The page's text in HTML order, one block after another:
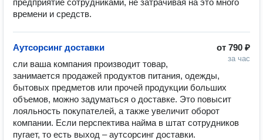
предприятие сотрудниками, не затрачивая на это много
времени и средств.
от 790 ₽
за час
Аутсорсинг доставки
сли ваша компания производит товар,
занимается продажей продуктов питания, одежды,
бытовых предметов или прочей продукции больших
объемов, можно задуматься о доставке. Это повысит
лояльность покупателей, а также увеличит оборот
компании. Если перспектива найма в штат сотрудников
пугает, то есть выход – аутсорсинг доставки.